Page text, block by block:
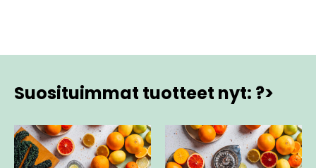
Suosituimmat tuotteet nyt: ?>